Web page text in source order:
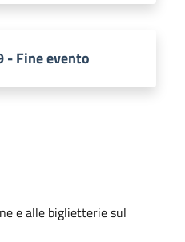
- Fine evento
e alle biglietterie sul